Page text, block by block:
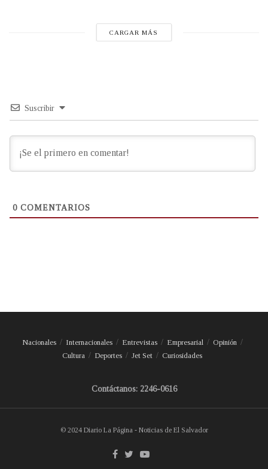
CARGAR MÁS
Suscribir
0 COMENTARIOS
Nacionales Internacionales Entrevistas Empresarial
Opinión
Cultura
Deportes Jet Set Curiosidades
Contáctanos: 2246-0616
© 2024 Diario La Página - Noticias de El Salvador